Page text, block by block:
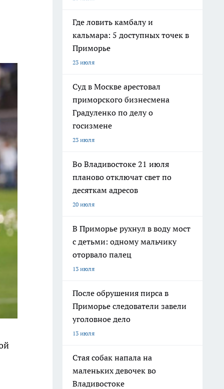
Где ловить камбалу и
кальмара: 5 доступных точек в
Приморье
23 июля
Суд в Москве арестовал
приморского бизнесмена
Градуленко по делу о
госизмене
23 июля
Во Владивостоке 21 июля
планово отключат свет по
десяткам адресов
20 июля
В Приморье рухнул в воду мост
с детьми: одному мальчику
оторвало палец
13 июля
После обрушения пирса в
Приморье следователи завели
уголовное дело
13 июля
Стая собак напала на
маленьких девочек во
Владивостоке